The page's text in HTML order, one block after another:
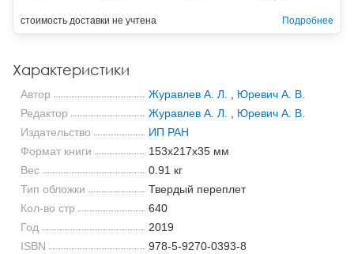
стоимость доставки не учтена Подробнее
Характеристики
Автор Журавлев А. Л.
Юревич А. В.
Редактор
Журавлев А. Л.
Юревич А. В.
Издательство
ИП РАН
Формат книги
153x217x35 мм
Вес
0.91 кг
Тип обложки
Твердый переплет
Кол-во стр
640
Год
2019
ISBN
978-5-9270-0393-8